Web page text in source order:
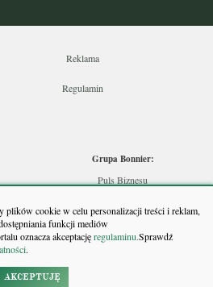
plików cookie w celu personalizacji treści i reklam,
funkcji mediów
oznacza akceptacjęregulaminu.Sprawdź
.
AKCEPTUJĘ
Reklama
Regulamin
Grupa Bonnier:
Puls Biznesu
Puls Medycyny
Monitor Firm